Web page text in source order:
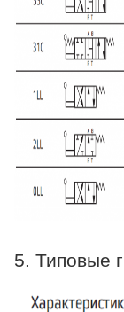
5. Типовые